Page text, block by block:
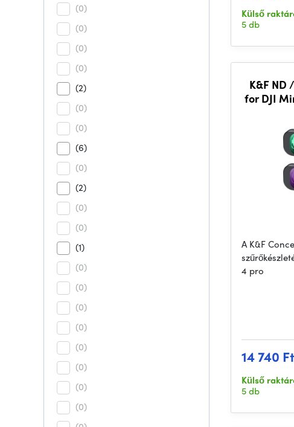
(0)
(0)
(0)
(0)
(2)
(0)
(0)
(6)
(0)
(2)
(0)
(0)
(1)
(0)
(0)
(0)
(0)
(0)
(0)
(0)
(0)
Külső
5 db
K&F ND
for DJI
A K&F
4 pro
14 740 Ft
Külső
5 db